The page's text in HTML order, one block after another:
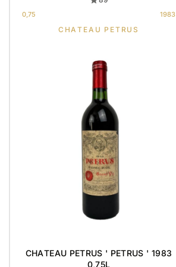
0,75 1983
CHATEAU PETRUS
CHATEAU PETRUS ' PETRUS ' 1983
0,75L